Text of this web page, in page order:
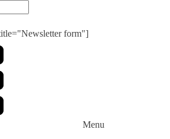
form"]
Menu